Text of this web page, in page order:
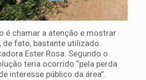
é chamar a atenção e mostrar
de fato, bastante utilizado.
Ester Rosa. Segundo o
teria ocorrido “pela perda
interesse público da área”.